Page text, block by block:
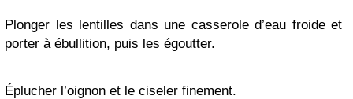
Plonger les lentilles dans une casserole d’eau froide et
porter à ébullition, puis les égoutter.
Éplucher l’oignon et le ciseler finement.